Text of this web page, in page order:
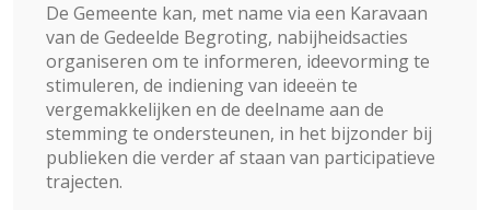
De Gemeente kan, met name via een Karavaan
van de Gedeelde Begroting, nabijheidsacties
organiseren om te informeren, ideevorming te
stimuleren, de indiening van ideeën te
vergemakkelijken en de deelname aan de
stemming te ondersteunen, in het bijzonder bij
publieken die verder af staan van participatieve
trajecten.